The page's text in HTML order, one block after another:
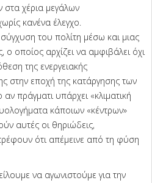
στα χέρια μεγάλων
κανένα έλεγχο.
του πολίτη μέσω και μιας
οποίος αρχίζει να αμφιβάλει όχι
της ενεργειακής
στην εποχή της κατάργησης των
πράγματι υπάρχει «κλιματική
κάποιων «κέντρων»
αυτές οι θηριώδεις,
ότι απέμεινε από τη φύση
να αγωνιστούμε για την